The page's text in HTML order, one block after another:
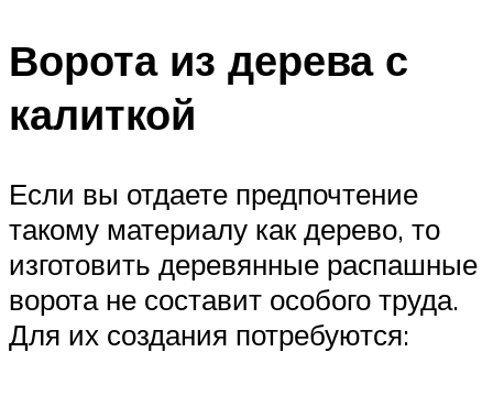
Ворота из дерева с
калиткой
Если вы отдаете предпочтение
такому материалу как дерево, то
изготовить деревянные распашные
ворота не составит особого труда.
Для их создания потребуются: